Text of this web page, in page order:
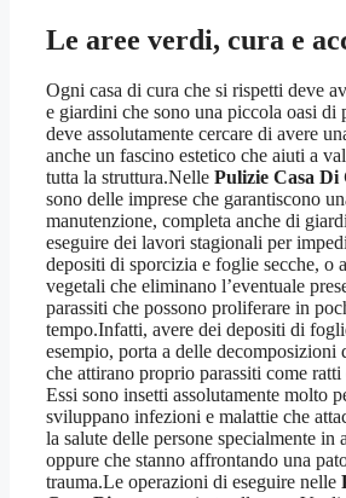
Le aree verdi, cura e
Ogni casa di cura che si rispetti deve
e giardini che sono una piccola oasi di
deve assolutamente cercare di avere
anche un fascino estetico che aiuti a
tutta la struttura.Nelle Pulizie Casa
sono delle imprese che garantiscono
manutenzione, completa anche di
eseguire dei lavori stagionali per
depositi di sporcizia e foglie secche, o
vegetali che eliminano l’eventuale
parassiti che possono proliferare in
tempo.Infatti, avere dei depositi di
esempio, porta a delle decomposizioni
che attirano proprio parassiti come ratti
Essi sono insetti assolutamente molto
sviluppano infezioni e malattie che
la salute delle persone specialmente in
oppure che stanno affrontando una
trauma.Le operazioni di eseguire nelle